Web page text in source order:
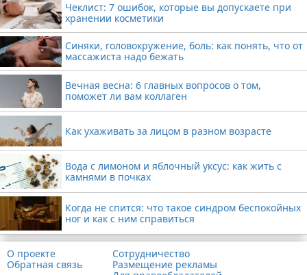
Чеклист: 7 ошибок, которые вы допускаете при
хранении косметики
Синяки, головокружение, боль: как понять, что от
массажиста надо бежать
Вечная весна: 6 главных вопросов о том,
поможет ли вам коллаген
Как ухаживать за лицом в разном возрасте
Вода с лимоном и яблочный уксус: как жить с
камнями в почках
Когда не спится: что такое синдром беспокойных
ног и как с ним справиться
О проекте
Обратная связь
Сотрудничество
Размещение рекламы